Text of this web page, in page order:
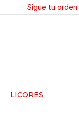
Sigue tu orden
LICORES